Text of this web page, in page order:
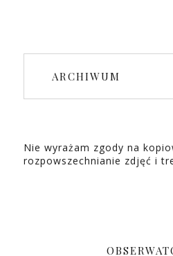
ARCHIWUM
Nie wyrażam zgody na
rozpowszechnianie zdjęć i